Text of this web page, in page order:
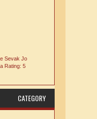
Sevak Jo
Rating: 5
CATEGORY